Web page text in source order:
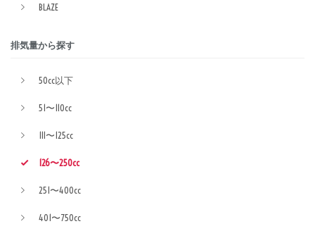
BLAZE
排気量から探す
50cc以下
51〜110cc
111〜125cc
126〜250cc
251〜400cc
401〜750cc